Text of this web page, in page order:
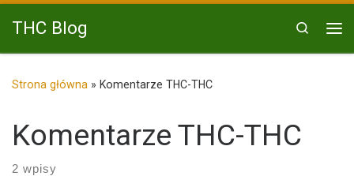
Przejdź do treści
THC Blog
Search
Strona główna » Komentarze THC-THC
Komentarze THC-THC
2 wpisy